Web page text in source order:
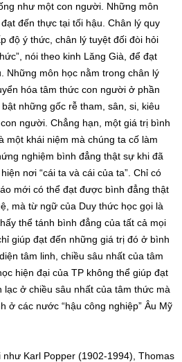
như một con người. Những môn
đến thực tại tối hậu. Chân lý quy
độ ý thức, chân lý tuyệt đối đòi hỏi
nói theo kinh Lăng Già, để đạt
Những môn học nằm trong chân lý
hóa tâm thức con người ở phần
những gốc rễ tham, sân, si, kiêu
người. Chẳng hạn, một giá trị bình
một khái niệm mà chúng ta cố làm
nghiệm bình đẳng thật sự khi đã
nơi “cái ta và cái của ta”. Chỉ có
mới có thể đạt được bình đẳng thật
mà từ ngữ của Duy thức học gọi là
thể tánh bình đẳng của tất cả mọi
giúp đạt đến những giá trị đó ở bình
tâm linh, chiều sâu nhất của tâm
hiện đại của TP không thể giúp đạt
ở chiều sâu nhất của tâm thức mà
ở các nước “hậu công nghiệp” Âu Mỹ
Karl Popper (1902-1994), Thomas